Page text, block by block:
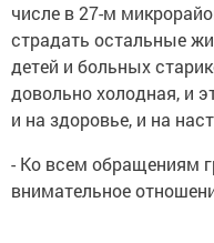
числе в 27-м
страдать остальные
детей и больных
довольно холодная, и
и на здоровье, и на
- Ко всем обращениям
внимательное